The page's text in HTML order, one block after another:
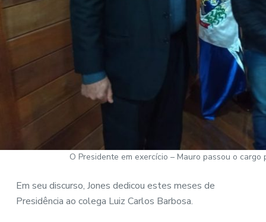
O Presidente em exercício – Mauro passou o cargo
Em seu discurso, Jones dedicou estes meses de
Presidência ao colega Luiz Carlos Barbosa.